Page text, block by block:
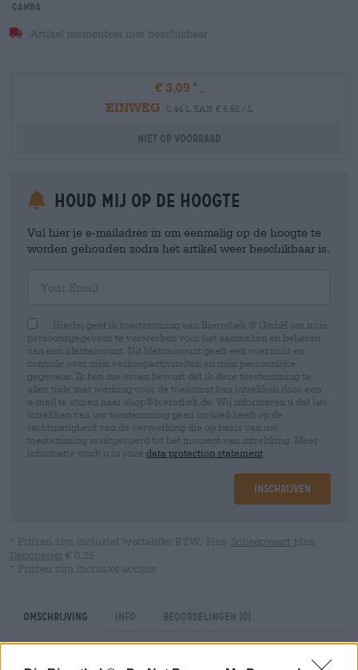
Camba
Artikel momenteel niet beschikbaar
€ 3,09
EINWEG
0,44 L KAN € 6,52 / L
Niet op voorraad
Houd mij op de hoogte
Vul hier je e-mailadres in om eenmalig op de hoogte te
worden gehouden zodra het artikel weer beschikbaar is.
Hierbij geef ik toestemming aan Bierothek ® GmbH om mijn
persoonsgegevens te verwerken voor het aanmaken en beheren
van een klantaccount. Dit klantaccount geeft een overzicht en
controle over mijn verkoopactiviteiten en mijn persoonlijke
gegevens. Ik ben me ervan bewust dat ik deze toestemming te
allen tijde met werking voor de toekomst kan intrekken door een
e-mail te sturen naar shop@bierothek.de. Wij informeren u dat het
intrekken van uw toestemming geen invloed heeft op de
rechtmatigheid van de verwerking die op basis van uw
toestemming is uitgevoerd tot het moment van intrekking. Meer
informatie vindt u in onze data protection statement
Inschrijven
* Prijzen zijn inclusief wettelijke BTW. Plus Scheepvaart plus
Deponeren € 0,25
* Prijzen zijn inclusief accijns
Omschrijving Info Beoordelingen (0)